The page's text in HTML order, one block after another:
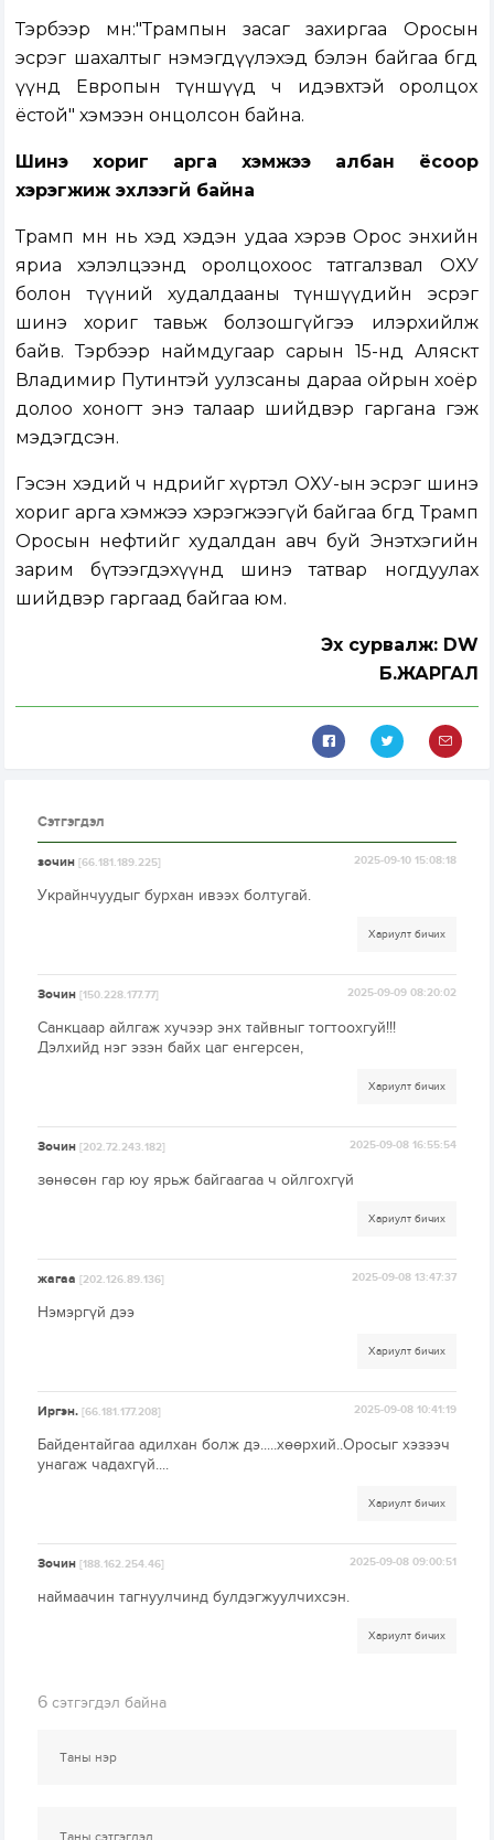
Тэрбээр мөн:"Трампын засаг захиргаа Оросын
эсрэг шахалтыг нэмэгдүүлэхэд бэлэн байгаа бөгөөд
үүнд Европын түншүүд ч идэвхтэй оролцох
ёстой" хэмээн онцолсон байна.
Шинэ хориг арга хэмжээ албан ёсоор
хэрэгжиж эхлээгүй байна
Трамп өмнө нь хэд хэдэн удаа хэрэв Орос энхийн
яриа хэлэлцээнд оролцохоос татгалзвал ОХУ
болон түүний худалдааны түншүүдийн эсрэг
шинэ хориг тавьж болзошгүйгээ илэрхийлж
байв. Тэрбээр наймдугаар сарын 15-нд Аляскт
Владимир Путинтэй уулзсаны дараа ойрын хоёр
долоо хоногт энэ талаар шийдвэр гаргана гэж
мэдэгдсэн.
Гэсэн хэдий ч өнөөдрийг хүртэл ОХУ-ын эсрэг шинэ
хориг арга хэмжээ хэрэгжээгүй байгаа бөгөөд Трамп
Оросын нефтийг худалдан авч буй Энэтхэгийн
зарим бүтээгдэхүүнд шинэ татвар ногдуулах
шийдвэр гаргаад байгаа юм.
Эх сурвалж: DW
Б.ЖАРГАЛ
Сэтгэгдэл
зочин[66.181.189.225] 2025-09-10 15:08:18
Украйнчуудыг бурхан ивээх болтугай.
Хариулт бичих
Зочин[150.228.177.77] 2025-09-09 08:20:02
Санкцаар айлгаж хучээр энх тайвныг тогтоохгуй!!!
Дэлхийд нэг эзэн байх цаг енгерсен,
Хариулт бичих
Зочин[202.72.243.182] 2025-09-08 16:55:54
зөнөсөн гар юу ярьж байгаагаа ч ойлгохгүй
Хариулт бичих
жагаа[202.126.89.136] 2025-09-08 13:47:37
Нэмэргүй дээ
Хариулт бичих
Иргэн.[66.181.177.208] 2025-09-08 10:41:19
Байдeнтайгаа адилхан болж дэ.....хөөрхий..Оросыг хэзээч
унагаж чадахгүй....
Хариулт бичих
Зочин[188.162.254.46] 2025-09-08 09:00:51
наймаачин тагнуулчинд булдэгжуулчихсэн.
Хариулт бичих
6 сэтгэгдэл байна